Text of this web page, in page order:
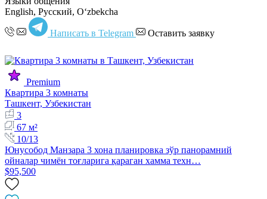
English, Русский, Oʻzbekcha
Написать в Telegram Оставить заявку
Premium
Квартира 3 комнаты
Ташкент, Узбекистан
3
67 м²
10/13
Юнусобод Манзара 3 хона планировка зўр панорамний
ойналар чимён тоғларига қараган хамма техн…
$95,500